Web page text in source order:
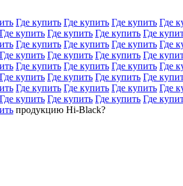
Где купить Где купить Где купить Где
Где купить Где купить Где купить Где
Где купить Где купить Где купить Где
Где купить Где купить Где купить Где
Где купить Где купить Где купить Где
Где купить Где купить Где купить Где
Где купить Где купить Где купить Где
Где купить Где купить Где купить Где
продукцию Hi-Black?